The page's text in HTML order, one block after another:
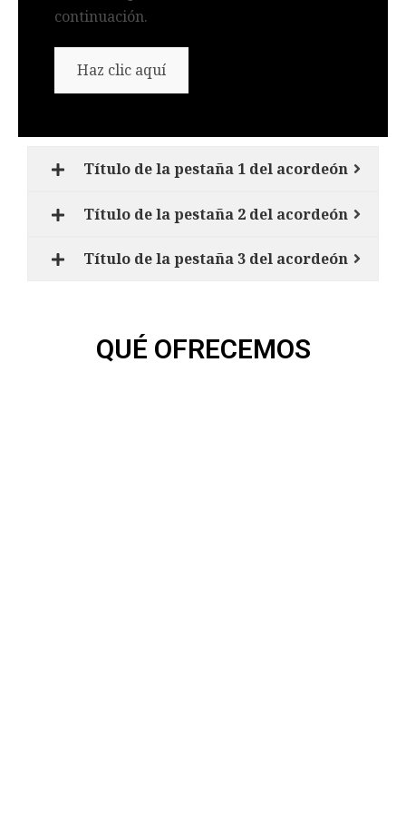
continuación.
Haz clic aquí
Título de la pestaña 1 del acordeón
Título de la pestaña 2 del acordeón
Título de la pestaña 3 del acordeón
QUÉ OFRECEMOS